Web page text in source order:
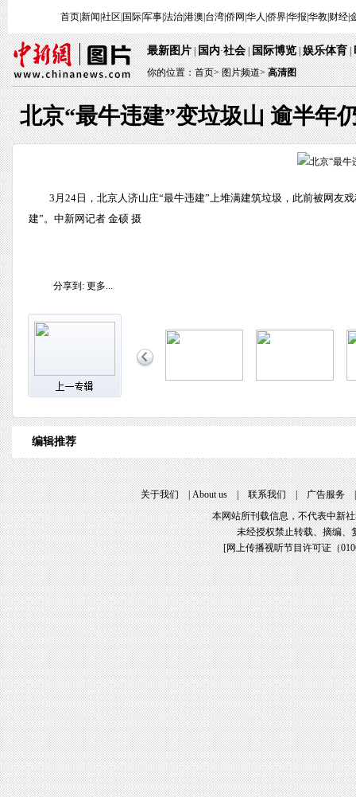
首页|新闻 社区 国际|军事|法治|港澳 台湾|侨网 华人 侨界|华报 华教| 财经|
最新图片|国内·社会|国际博览|娱乐体育|
你的位置：首页>图片频道> 高清图
北京“最牛违建”变垃圾山 逾半年
3月24日，北京人济山庄“最牛违建”上堆满建筑垃圾，此前被网友
建”。中新网记者 金硕 摄
分享到: 更多...
编辑推荐
关于我们|About us|联系我们|广告服务
本网站所刊载信息，不代表中新
未经授权禁止转载、摘编、
[网上传播视听节目许可证（